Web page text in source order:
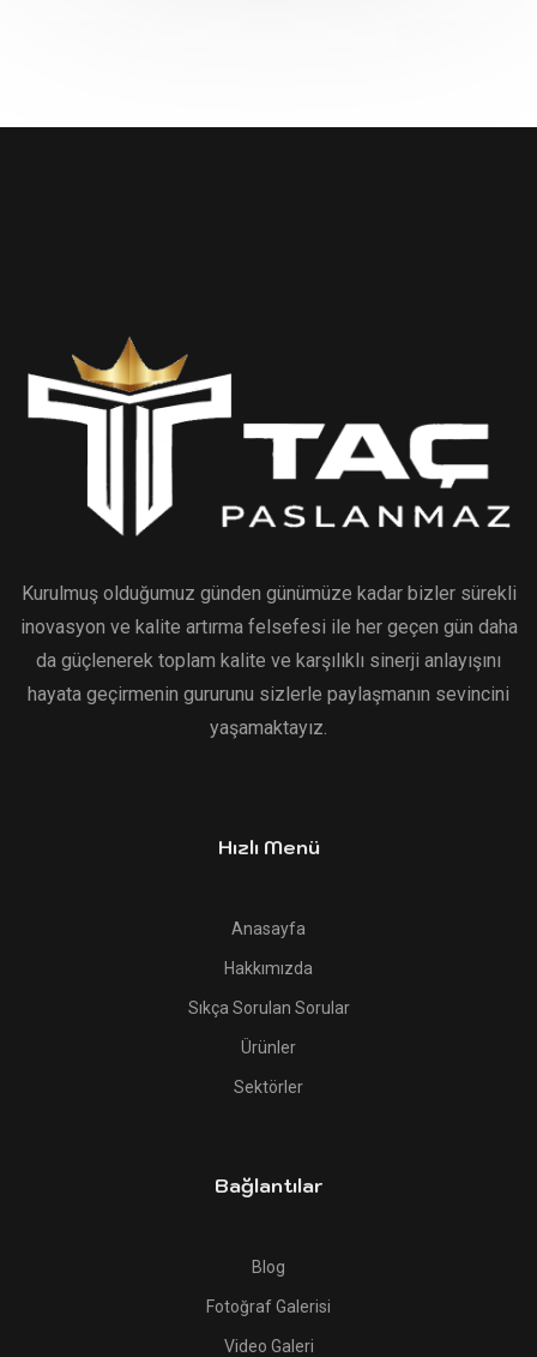
Kurulmuş olduğumuz günden günümüze kadar bizler sürekli
inovasyon ve kalite artırma felsefesi ile her geçen gün daha
da güçlenerek toplam kalite ve karşılıklı sinerji anlayışını
hayata geçirmenin gururunu sizlerle paylaşmanın sevincini
yaşamaktayız.
Hızlı Menü
Anasayfa
Hakkımızda
Sıkça Sorulan Sorular
Ürünler
Sektörler
Bağlantılar
Blog
Fotoğraf Galerisi
Video Galeri